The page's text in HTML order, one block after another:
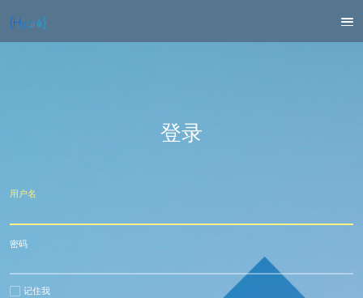
登录
用户名
密码
记住我